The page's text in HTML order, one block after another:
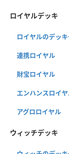
ロイヤルデッキ
ロイヤルのデッ
連携ロイヤル
財宝ロイヤル
エンハンスロイ
アグロロイヤル
ウィッチデッキ